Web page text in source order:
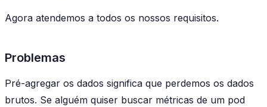
Agora atendemos a todos os nossos requisitos.
Problemas
Pré-agregar os dados significa que perdemos os dados
brutos. Se alguém quiser buscar métricas de um pod